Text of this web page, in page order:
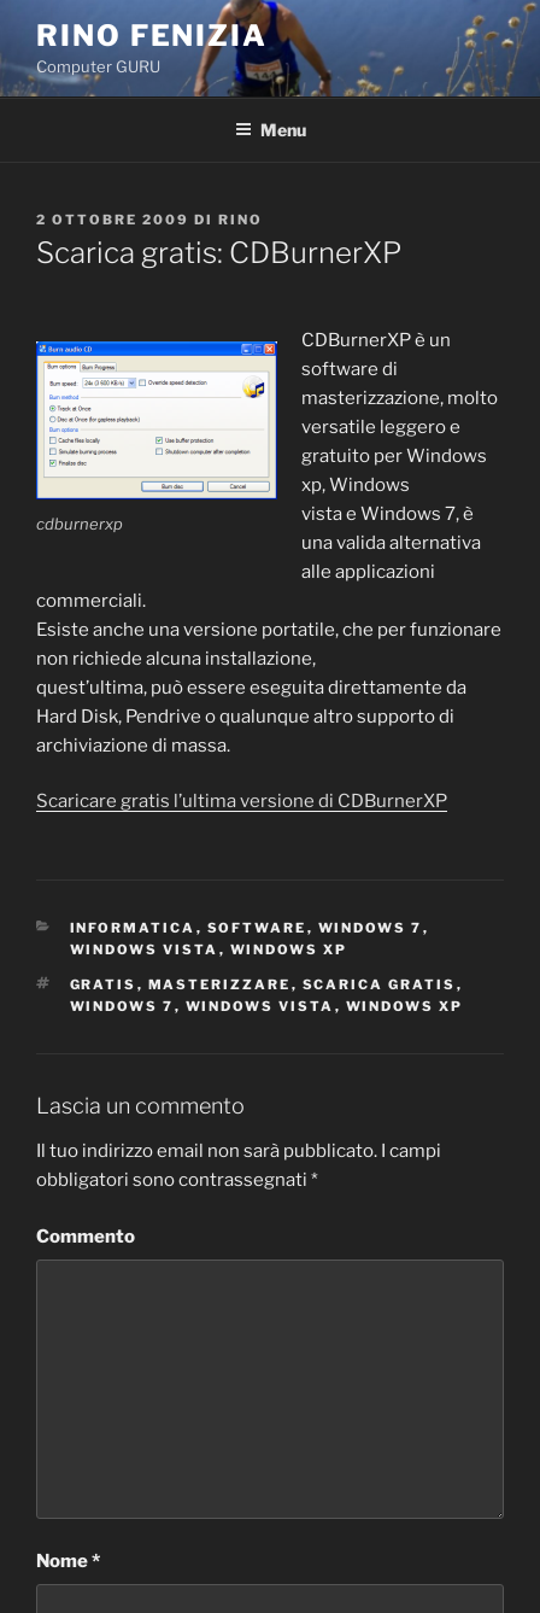
contenuto
RINO FENIZIA
Computer GURU
Menu
PUBBLICATO
IL
2 OTTOBRE 2009 DI RINO
Scarica gratis: CDBurnerXP
cdburnerxp
CDBurnerXP è un
software di
masterizzazione, molto
versatile leggero e
gratuito per Windows
xp, Windows
vista e Windows 7, è
una valida alternativa
alle applicazioni
commerciali.
Esiste anche una versione portatile, che per funzionare
non richiede alcuna installazione,
quest’ultima, può essere eseguita direttamente da
Hard Disk, Pendrive o qualunque altro supporto di
archiviazione di massa.
Scaricare gratis l’ultima versione di CDBurnerXP
CATEGORIE
INFORMATICA , SOFTWARE , WINDOWS 7 ,
WINDOWS VISTA , WINDOWS XP
TAG
GRATIS , MASTERIZZARE , SCARICA GRATIS ,
WINDOWS 7 , WINDOWS VISTA , WINDOWS XP
Lascia un commento
Il tuo indirizzo email non sarà pubblicato. I campi
obbligatori sono contrassegnati *
Commento
Nome*